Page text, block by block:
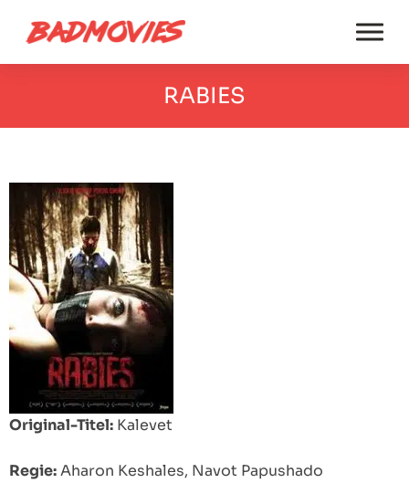
RABIES
Original-Titel: Kalevet
Regie:Aharon Keshales, Navot Papushado